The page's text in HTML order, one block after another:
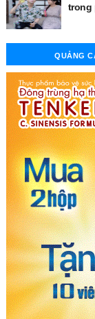
trong
QUẢNG